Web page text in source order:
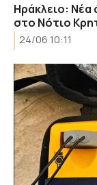
Ηράκλειο: Νέα
στο Νότιο
24/06 10:11